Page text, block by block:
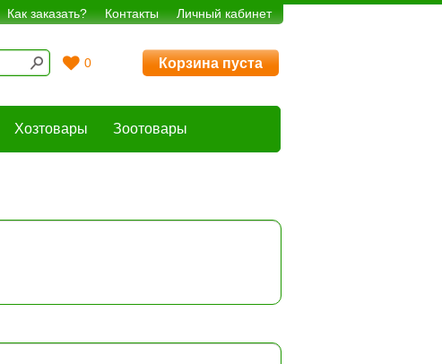
Как заказать? Контакты Личный кабинет
0 Корзина пуста
Хозтовары Зоотовары